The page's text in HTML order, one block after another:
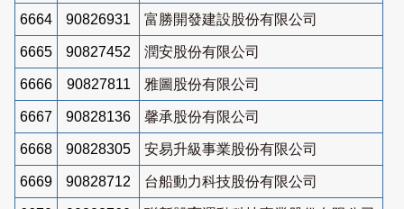
6664 90826931 富勝開發建設股份有限公司
6665 90827452 潤安股份有限公司
6666 90827811 雅圖股份有限公司
6667 90828136 馨承股份有限公司
6668 90828305 安易升級事業股份有限公司
6669 90828712 台船動力科技股份有限公司